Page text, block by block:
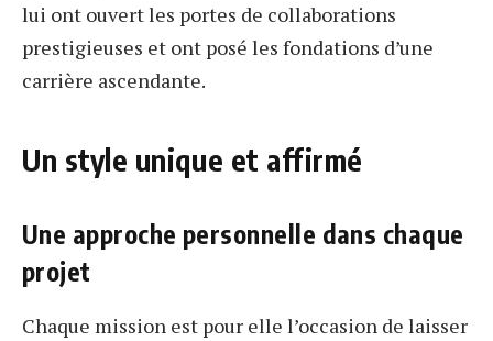
lui ont ouvert les portes de collaborations
prestigieuses et ont posé les fondations d’une
carrière ascendante.
Un style unique et affirmé
Une approche personnelle dans chaque
projet
Chaque mission est pour elle l’occasion de laisser